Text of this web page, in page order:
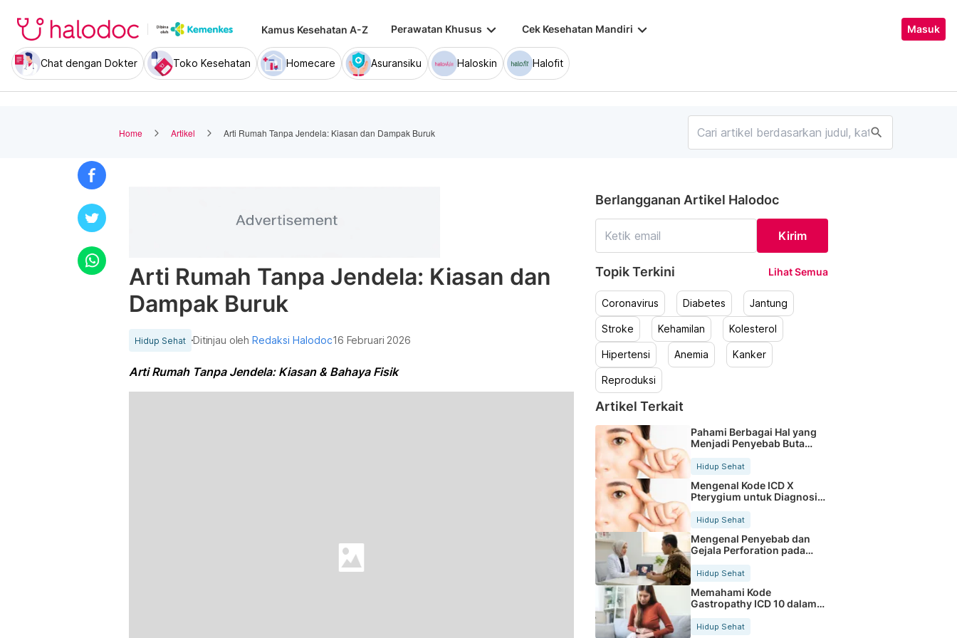
Kamus Kesehatan A-Z Perawatan Khusus keyboard_arrow_down Cek Kesehatan Mandiri keyboard_arrow_down Masuk
Chat dengan Dokter Toko Kesehatan Homecare Asuransiku Haloskin Halofit
Home Artikel Arti Rumah Tanpa Jendela: Kiasan dan Dampak Buruk search
Arti Rumah Tanpa Jendela: Kiasan dan
Dampak Buruk
Hidup Sehat Ditinjau olehRedaksi Halodoc16 Februari 2026
Arti Rumah Tanpa Jendela: Kiasan & Bahaya Fisik
Berlangganan Artikel Halodoc
Kirim
Topik Terkini Lihat Semua
Coronavirus Diabetes Jantung
Stroke Kehamilan Kolesterol
Hipertensi Anemia Kanker
Reproduksi
Artikel Terkait
Pahami Berbagai Hal yang
Menjadi Penyebab Buta
Hidup Sehat
Mengenal Kode ICD X
Pterygium untuk Diagnosis
Hidup Sehat
Mengenal Penyebab dan
Gejala Perforation pada
Tubuh
Hidup Sehat
Memahami Kode
Gastropathy ICD 10 dalam
Rekam Medis Pasien
Hidup Sehat